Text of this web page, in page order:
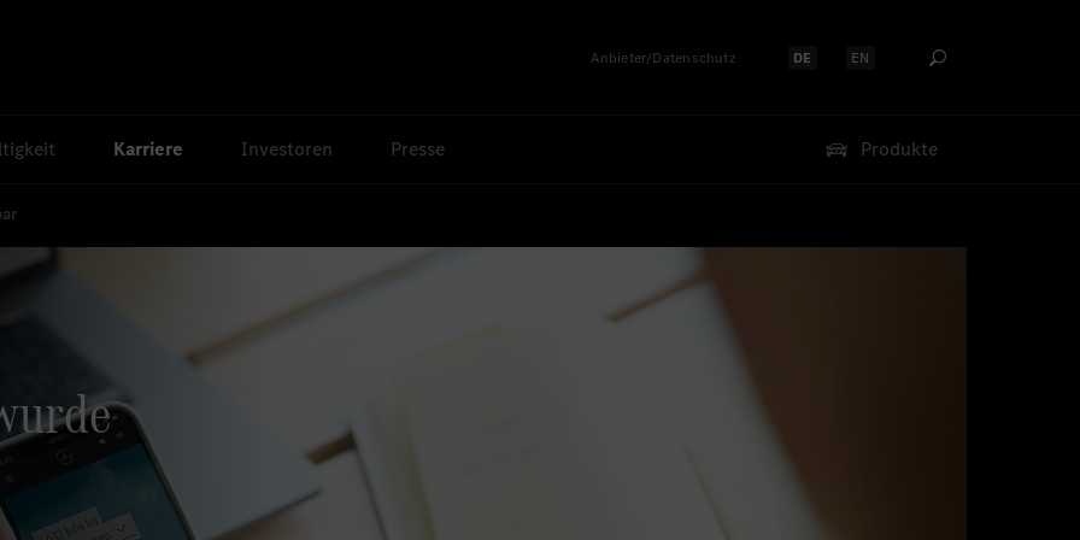
Anbieter/Datenschutz Sprache auswählen:
DE Sprache auswählen:
EN
Karriere Investoren Presse Produkte